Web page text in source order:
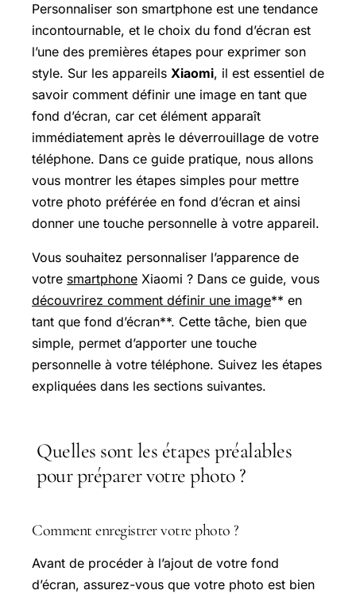
Personnaliser son smartphone est une tendance
incontournable, et le choix du fond d’écran est
l’une des premières étapes pour exprimer son
style. Sur les appareils Xiaomi, il est essentiel de
savoir comment définir une image en tant que
fond d’écran, car cet élément apparaît
immédiatement après le déverrouillage de votre
téléphone. Dans ce guide pratique, nous allons
vous montrer les étapes simples pour mettre
votre photo préférée en fond d’écran et ainsi
donner une touche personnelle à votre appareil.
Vous souhaitez personnaliser l’apparence de
votre smartphone Xiaomi ? Dans ce guide, vous
découvrirez comment définir une image** en
tant que fond d’écran**. Cette tâche, bien que
simple, permet d’apporter une touche
personnelle à votre téléphone. Suivez les étapes
expliquées dans les sections suivantes.
Quelles sont les étapes préalables
pour préparer votre photo ?
Comment enregistrer votre photo ?
Avant de procéder à l’ajout de votre fond
d’écran, assurez-vous que votre photo est bien